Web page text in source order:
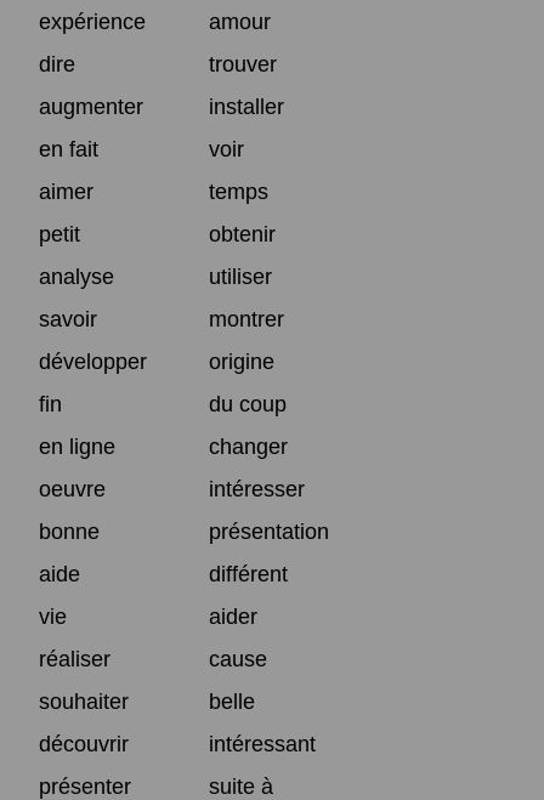
expérience
amour
dire
trouver
augmenter
installer
en fait
voir
aimer
temps
petit
obtenir
analyse
utiliser
savoir
montrer
développer
origine
fin
du coup
en ligne
changer
oeuvre
intéresser
bonne
présentation
aide
différent
vie
aider
réaliser
cause
souhaiter
belle
découvrir
intéressant
présenter
suite à